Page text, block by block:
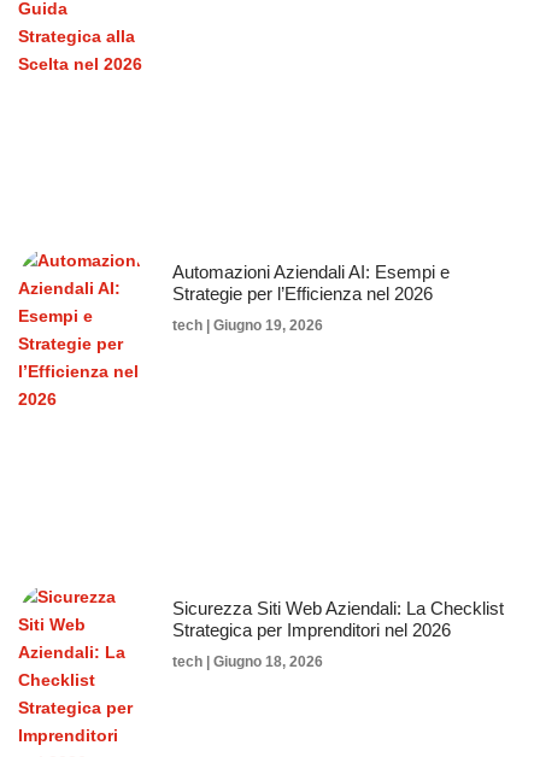
Automazioni Aziendali AI: Esempi e
Strategie per l’Efficienza nel 2026
tech Giugno 19, 2026
Sicurezza Siti Web Aziendali: La Checklist
Strategica per Imprenditori nel 2026
tech Giugno 18, 2026